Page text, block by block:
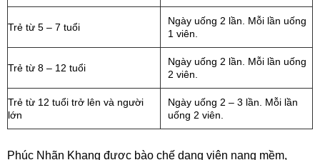
Trẻ từ 5 – 7 tuổi
Ngày uống 2 lần. Mỗi lần uống
1 viên.
Trẻ từ 8 – 12 tuổi
Ngày uống 2 lần. Mỗi lần uống
2 viên.
Trẻ từ 12 tuổi trở lên và người
lớn
Ngày uống 2 – 3 lần. Mỗi lần
uống 2 viên.
Phúc Nhãn Khang được bào chế dạng viên nang mềm,